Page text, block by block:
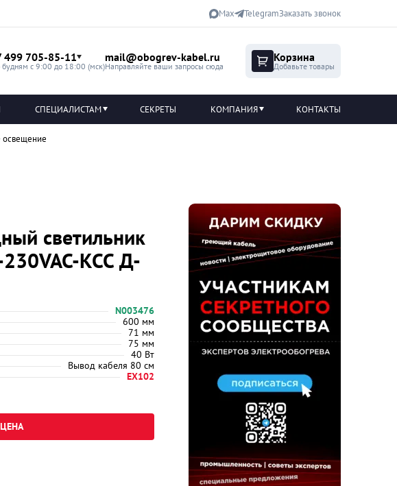
Max TelegramЗаказать звонок
499 705-85-11
будням с 9:00 до 18:00 (мск)
mail@obogrev-kabel.ru
Направляйте ваши запросы сюда
Корзина
Добавьте товары
СПЕЦИАЛИСТАМ СЕКРЕТЫ КОМПАНИЯ КОНТАКТЫ
освещение
светильник
КСС Д-
N003476
600 мм
71 мм
75 мм
40 Вт
Вывод кабеля 80 см
EX102